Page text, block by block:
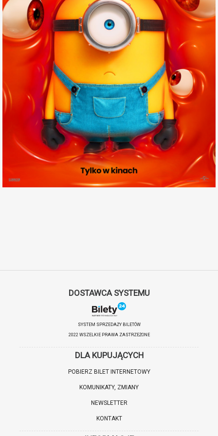
miejscowość:
Konin
adres:
Al. 1 Maja 7a
data i godzina:
20.07.2026, g. 14:00
Info
Opis wydarzenia:
MINIONKI I STRASZYDŁA to nowa szalona historia o tym, jak Minionki
podbiły Hollywood, stały się gwiazdami filmowymi, wypuściły potwory
na świat, a następnie połączyły siły, aby spróbować ocalić planetę
przed chaosem, który właśnie wywołały.
DOSTAWCA SYSTEMU
SYSTEM SPRZEDAŻY BILETÓW
2022 WSZELKIE PRAWA ZASTRZEŻONE
DLA KUPUJĄCYCH
POBIERZ BILET INTERNETOWY
KOMUNIKATY, ZMIANY
NEWSLETTER
KONTAKT